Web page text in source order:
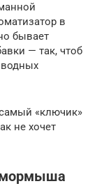
в
бывает
— так, чтоб
«ключик»
не хочет
мормыша